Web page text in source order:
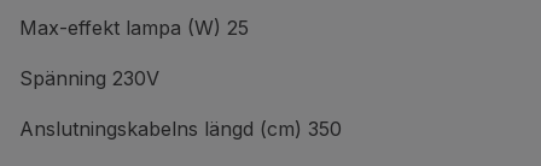
Max-effekt lampa (W) 25
Spänning 230V
Anslutningskabelns längd (cm) 350